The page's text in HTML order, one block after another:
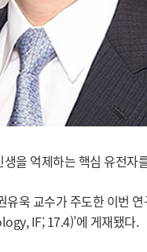
을 억제하는 핵심 유전
유욱 교수가 주도한 이번
IF; 17.4)’에 게재됐다.